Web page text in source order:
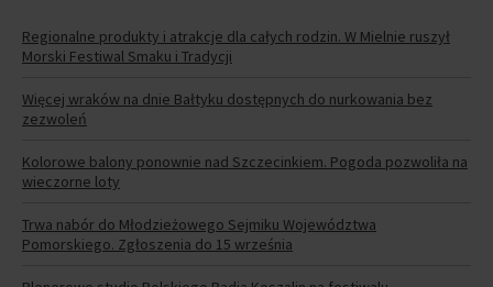
Regionalne produkty i atrakcje dla całych rodzin. W Mielnie ruszył
Morski Festiwal Smaku i Tradycji
Więcej wraków na dnie Bałtyku dostępnych do nurkowania bez
zezwoleń
Kolorowe balony ponownie nad Szczecinkiem. Pogoda pozwoliła na
wieczorne loty
Trwa nabór do Młodzieżowego Sejmiku Województwa
Pomorskiego. Zgłoszenia do 15 września